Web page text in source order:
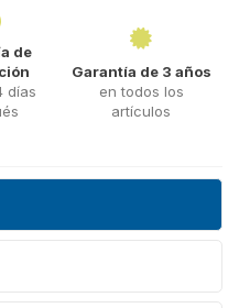
de
días
Garantía de 3 años
en todos los
artículos